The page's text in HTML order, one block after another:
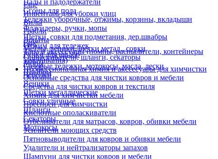
Пады и падодержатели
Сгоны для пола
Тележки уборочные, отжимы, корзины, вкладыши
Флаундеры, ручки, мопы
Щетки, совки для подметания, дер.швабры
Отжим для тележек
Ручки для швабр
Мопы
Швабры
Еще
Инвентарь для уборки улиц
Вилы
Грабли
Лопаты
Метлы, веники, щетки метал., совки
Опрыскиватели, шланги, секаторы
Садовые тележки, мотокосы, масла, лески
Черенки
Веники
Щетки металлические
Совки уличные
Шланги
Секаторы
Мотокосы
Еще
Тара и аксессуары (помпы, распылители, контейнеры
замачивания)
Профессиональная химия и акссесуары для химчистки
Основные средства для чистки ковров и мебели
Средства для чистки ковров и текстиля
Химия для химчистки мебели
Преспреи для химчистки
Кислотные ополаскиватели
Отбеливатели для матрасов, ковров, обивки мебели
Усилители моющих средств
Пятновыводители для ковров и обивки мебели
Удалители и нейтрализаторы запахов
Шампуни для чистки ковров и мебели